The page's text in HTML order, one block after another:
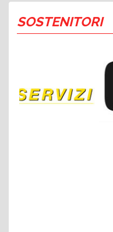
SOSTENITORI